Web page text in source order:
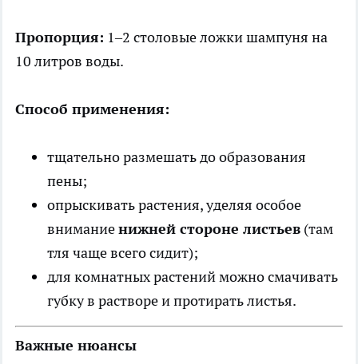
Пропорция: 1–2 столовые ложки шампуня на
10 литров воды.
Способ применения:
тщательно размешать до образования
пены;
опрыскивать растения, уделяя особое
вниманиенижней стороне листьев (там
тля чаще всего сидит);
для комнатных растений можно смачивать
губку в растворе и протирать листья.
Важные нюансы